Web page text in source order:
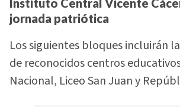
jornada patriótica
Los siguientes bloques incluirán
de reconocidos centros
Nacional, Liceo San Juan y